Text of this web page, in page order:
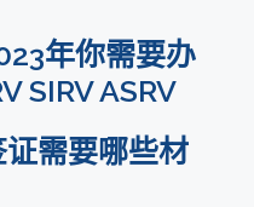
年你需要办
SIRV ASRV
需要哪些材